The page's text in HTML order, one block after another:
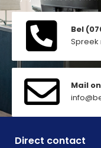
Bel
Mail
Direct contact